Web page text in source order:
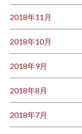
2018年11月
2018年10月
2018年9月
2018年8月
2018年7月